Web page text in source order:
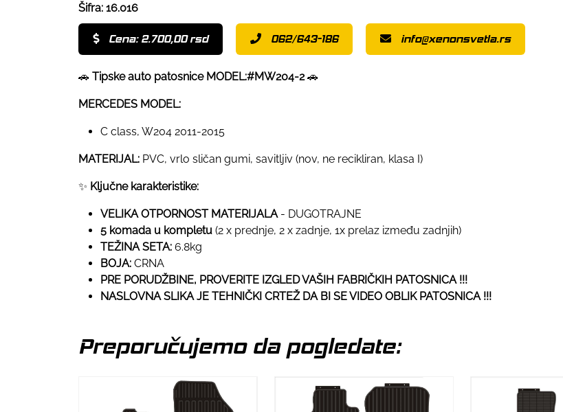
Šifra: 16.016
Cena: 2.700,00 rsd 062/643-186 info@xenonsvetla.rs
🚗 Tipske auto patosnice MODEL:#MW204-2🚗
MERCEDES MODEL:
C class, W204 2011-2015
MATERIJAL: PVC, vrlo sličan gumi, savitljiv (nov, ne recikliran, klasa I)
✨ Ključne karakteristike:
VELIKA OTPORNOST MATERIJALA - DUGOTRAJNE
5 komada u kompletu (2 x prednje, 2 x zadnje, 1x prelaz između zadnjih)
TEŽINA SETA: 6.8kg
BOJA: CRNA
PRE PORUDŽBINE, PROVERITE IZGLED VAŠIH FABRIČKIH PATOSNICA !!!
NASLOVNA SLIKA JE TEHNIČKI CRTEŽ DA BI SE VIDEO OBLIK PATOSNICA !!!
Preporučujemo da pogledate: